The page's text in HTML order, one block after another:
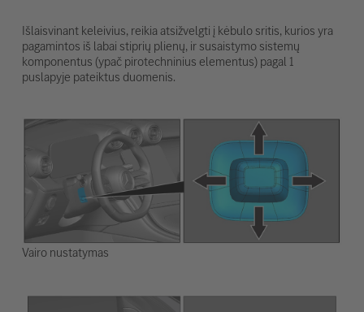
Išlaisvinant keleivius, reikia atsižvelgti į kėbulo sritis, kurios yra
pagamintos iš labai stiprių plienų, ir susaistymo sistemų
komponentus (ypač pirotechninius elementus) pagal 1
puslapyje pateiktus duomenis.
Vairo nustatymas